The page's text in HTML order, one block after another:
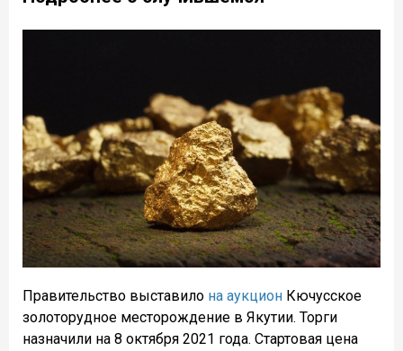
Правительство выставило на аукцион Кючусское
золоторудное месторождение в Якутии. Торги
назначили на 8 октября 2021 года. Стартовая цена